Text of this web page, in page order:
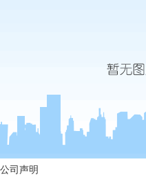
公司声明